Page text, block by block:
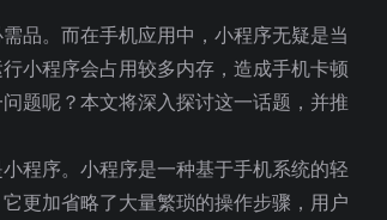
品。而在手机应用中，小程序无疑是当
小程序会占用较多内存，造成手机卡顿
题呢？本文将深入探讨这一话题，并推
程序。小程序是一种基于手机系统的轻
更加省略了大量繁琐的操作步骤，用户